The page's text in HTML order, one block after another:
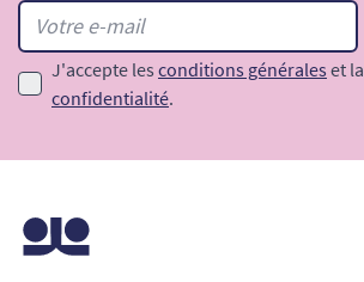
J'accepte les conditions générales et la
confidentialité.